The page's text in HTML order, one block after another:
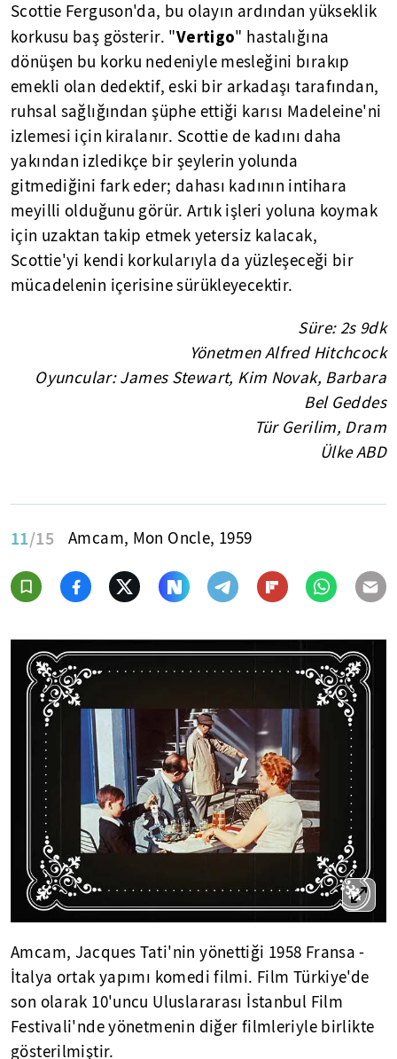
Scottie Ferguson'da, bu olayın ardından yükseklik
korkusu baş gösterir. "Vertigo" hastalığına
dönüşen bu korku nedeniyle mesleğini bırakıp
emekli olan dedektif, eski bir arkadaşı tarafından,
ruhsal sağlığından şüphe ettiği karısı Madeleine'ni
izlemesi için kiralanır. Scottie de kadını daha
yakından izledikçe bir şeylerin yolunda
gitmediğini fark eder; dahası kadının intihara
meyilli olduğunu görür. Artık işleri yoluna koymak
için uzaktan takip etmek yetersiz kalacak,
Scottie'yi kendi korkularıyla da yüzleşeceği bir
mücadelenin içerisine sürükleyecektir.
Süre: 2s 9dk
Yönetmen Alfred Hitchcock
Oyuncular: James Stewart, Kim Novak, Barbara
Bel Geddes
Tür Gerilim, Dram
Ülke ABD
11/15 Amcam, Mon Oncle, 1959
Amcam, Jacques Tati'nin yönettiği 1958 Fransa -
İtalya ortak yapımı komedi filmi. Film Türkiye'de
son olarak 10'uncu Uluslararası İstanbul Film
Festivali'nde yönetmenin diğer filmleriyle birlikte
gösterilmiştir.